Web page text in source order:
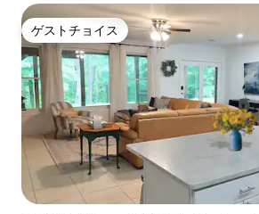
ゲストチョイス
ゲストチョイス